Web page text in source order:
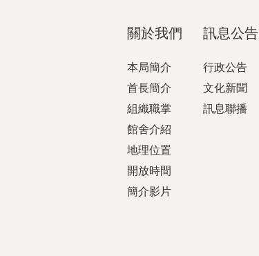
關於我們
本局簡介
首長簡介
組織職掌
館舍介紹
地理位置
開放時間
簡介影片
訊息公告
行政公告
文化新聞
訊息聯播